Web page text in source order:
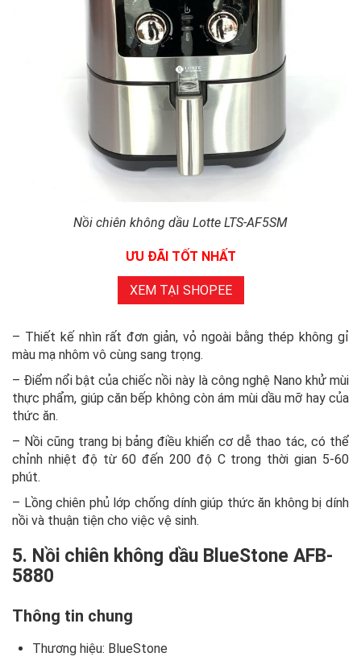
Nồi chiên không dầu Lotte LTS-AF5SM
ƯU ĐÃI TỐT NHẤT
XEM TẠI SHOPEE
– Thiết kế nhìn rất đơn giản, vỏ ngoài bằng thép không gỉ
màu mạ nhôm vô cùng sang trọng.
– Điểm nổi bật của chiếc nồi này là công nghệ Nano khử mùi
thực phẩm, giúp căn bếp không còn ám mùi dầu mỡ hay của
thức ăn.
– Nồi cũng trang bị bảng điều khiển cơ dễ thao tác, có thể
chỉnh nhiệt độ từ 60 đến 200 độ C trong thời gian 5-60
phút.
– Lồng chiên phủ lớp chống dính giúp thức ăn không bị dính
nồi và thuận tiện cho việc vệ sinh.
5. Nồi chiên không dầu BlueStone AFB-
5880
Thông tin chung
Thương hiệu: BlueStone